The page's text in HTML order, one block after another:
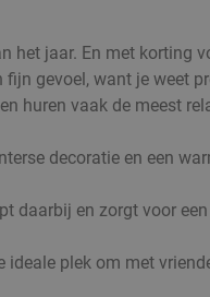
het jaar. En met korting
gevoel, want je weet
huren vaak de meest
decoratie en een
daarbij en zorgt voor
plek om met